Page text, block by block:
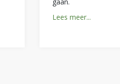
Lees meer...